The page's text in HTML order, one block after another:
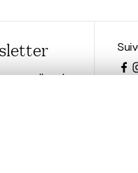
nouvelles de